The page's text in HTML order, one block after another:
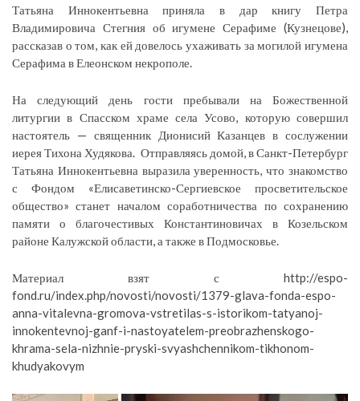
Татьяна Иннокентьевна приняла в дар книгу Петра
Владимировича Стегния об игумене Серафиме (Кузнецове),
рассказав о том, как ей довелось ухаживать за могилой игумена
Серафима в Елеонском некрополе.
На следующий день гости пребывали на Божественной
литургии в Спасском храме села Усово, которую совершил
настоятель — священник Дионисий Казанцев в сослужении
иерея Тихона Худякова. Отправляясь домой, в Санкт-Петербург
Татьяна Иннокентьевна выразила уверенность, что знакомство
с Фондом «Елисаветинско-Сергиевское просветительское
общество» станет началом соработничества по сохранению
памяти о благочестивых Константиновичах в Козельском
районе Калужской области, а также в Подмосковье.
Материал взят с http://espo-
fond.ru/index.php/novosti/novosti/1379-glava-fonda-espo-
anna-vitalevna-gromova-vstretilas-s-istorikom-tatyanoj-
innokentevnoj-ganf-i-nastoyatelem-preobrazhenskogo-
khrama-sela-nizhnie-pryski-svyashchennikom-tikhonom-
khudyakovym